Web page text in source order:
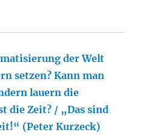
der Welt
setzen? Kann man
lauern die
die Zeit? / „Das sind
(Peter Kurzeck)